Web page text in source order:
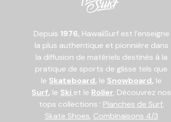
Depuis 1976, HawaiiSurf est l’enseigne
la plus authentique et pionnière dans
la diffusion de matériels destinés à la
pratique de sports de glisse tels que
le Skateboard, le Snowboard, le
Surf, le Ski et le Roller. Découvrez nos
tops collections : Planches de Surf,
Skate Shoes, Combinaisons 4/3